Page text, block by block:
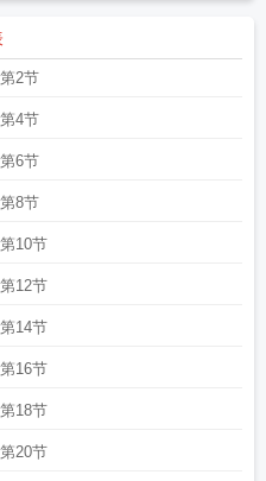
第2节
第4节
第6节
第8节
第10节
第12节
第14节
第16节
第18节
第20节